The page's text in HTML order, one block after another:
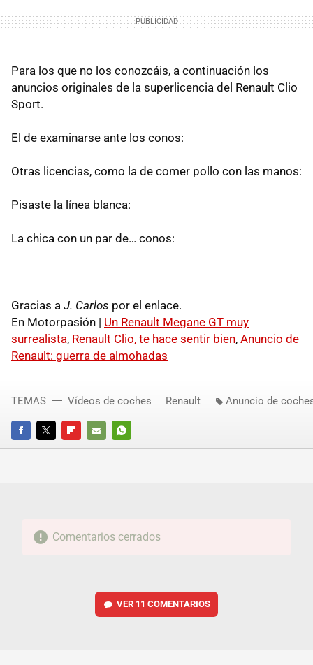
Para los que no los conozcáis, a continuación los
anuncios originales de la superlicencia del Renault Clio
Sport.
El de examinarse ante los conos:
Otras licencias, como la de comer pollo con las manos:
Pisaste la línea blanca:
La chica con un par de… conos:
Gracias a J. Carlos por el enlace.
En Motorpasión | Un Renault Megane GT muy
surrealista, Renault Clio, te hace sentir bien, Anuncio de
Renault: guerra de almohadas
FACEBOOKTWITTERFLIPBOARD
E-
WHATSAPP
TEMAS Vídeos de coches Renault Anuncio de
Comentarios cerrados
VER 11 COMENTARIOS